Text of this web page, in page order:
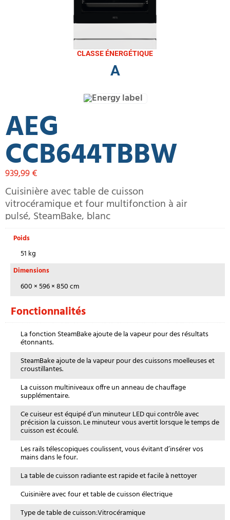
CLASSE ÉNERGÉTIQUE
A
AEG
CCB644TBBW
939,99€
Cuisinière avec table de cuisson
vitrocéramique et four multifonction à air
pulsé, SteamBake, blanc
Poids
51 kg
Dimensions
600 × 596 × 850 cm
Fonctionnalités
La fonction SteamBake ajoute de la vapeur pour des résultats
étonnants.
SteamBake ajoute de la vapeur pour des cuissons moelleuses et
croustillantes.
La cuisson multiniveaux offre un anneau de chauffage
supplémentaire.
Ce cuiseur est équipé d’un minuteur LED qui contrôle avec
précision la cuisson. Le minuteur vous avertit lorsque le temps de
cuisson est écoulé.
Les rails télescopiques coulissent, vous évitant d’insérer vos
mains dans le four.
La table de cuisson radiante est rapide et facile à nettoyer
Cuisinière avec four et table de cuisson électrique
Type de table de cuisson:Vitrocéramique